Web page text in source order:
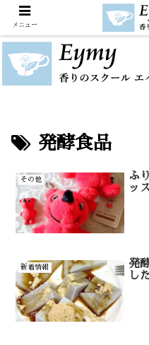
発酵食品
その他
ふ
ッ
新着情報
発
し
メニュー